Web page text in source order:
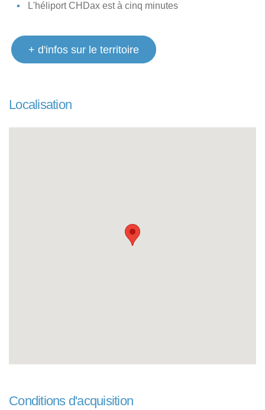
L'héliport CHDax est à cinq minutes
+ d'infos sur le territoire
Localisation
Conditions d'acquisition